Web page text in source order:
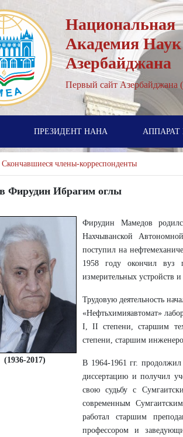
Национальная
Академия Наук
Азербайджана
Первый cайт Азербайджана
ПРЕЗИДЕНТ НАНА
Скончавшиеся члены-корреспонденты
Фирудин Ибрагим оглы
Фирудин Мамедов
Нахчыванской
поступил на
1958 году окончил вуз
измерительных устройств и
Трудовую деятельность
«Нефтьхимияавтомат»
I, II степени, старшим
степени, старшим
В 1964-1961 гг. продолжил
диссертацию и получил
свою судьбу с
современным
работал старшим
профессором и
(1936-2017)